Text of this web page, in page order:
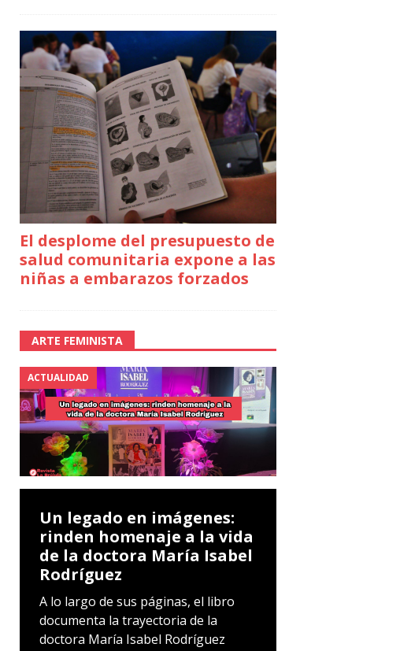
El desplome del presupuesto de
salud comunitaria expone a las
niñas a embarazos forzados
ARTE FEMINISTA
ACTUALIDAD
Un legado en imágenes:
rinden homenaje a la vida
de la doctora María Isabel
Rodríguez
A lo largo de sus páginas, el libro
documenta la trayectoria de la
doctora María Isabel Rodríguez